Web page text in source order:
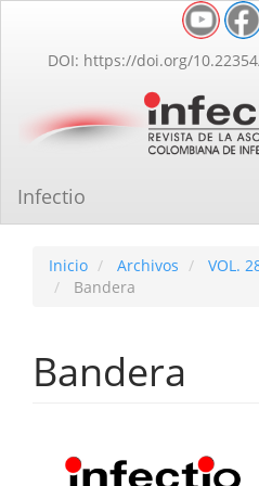
Contenido
principal
lateral
DOI: https://doi.org/
Infectio
Inicio Archivos
VOL.
Bandera
Bandera